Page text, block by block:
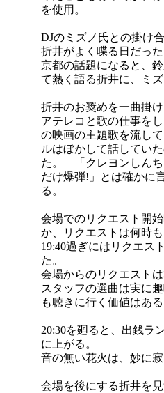
を使用。
DJのミズノ氏との掛け
折井がよく喋る日だった
京都の話題になると、
て熱く語る折井に、ミ
折井のお奨めを一曲掛
アテレコと歌の仕事を
の映画の主題歌を流し
ルはぼかして話してい
た。 「クレヨンしんち
だけ爆弾!」とは確かに
る。
会場でのリクエスト開
か、リクエストは何時
19:40過ぎにはリクエス
た。
会場からのリクエスト
スタッフの選曲は実に
も聴きに行く価値はある
20:30を廻ると、出銭ラ
に上がる。
音の無い花火は、妙に寂
会場を後にする折井を見